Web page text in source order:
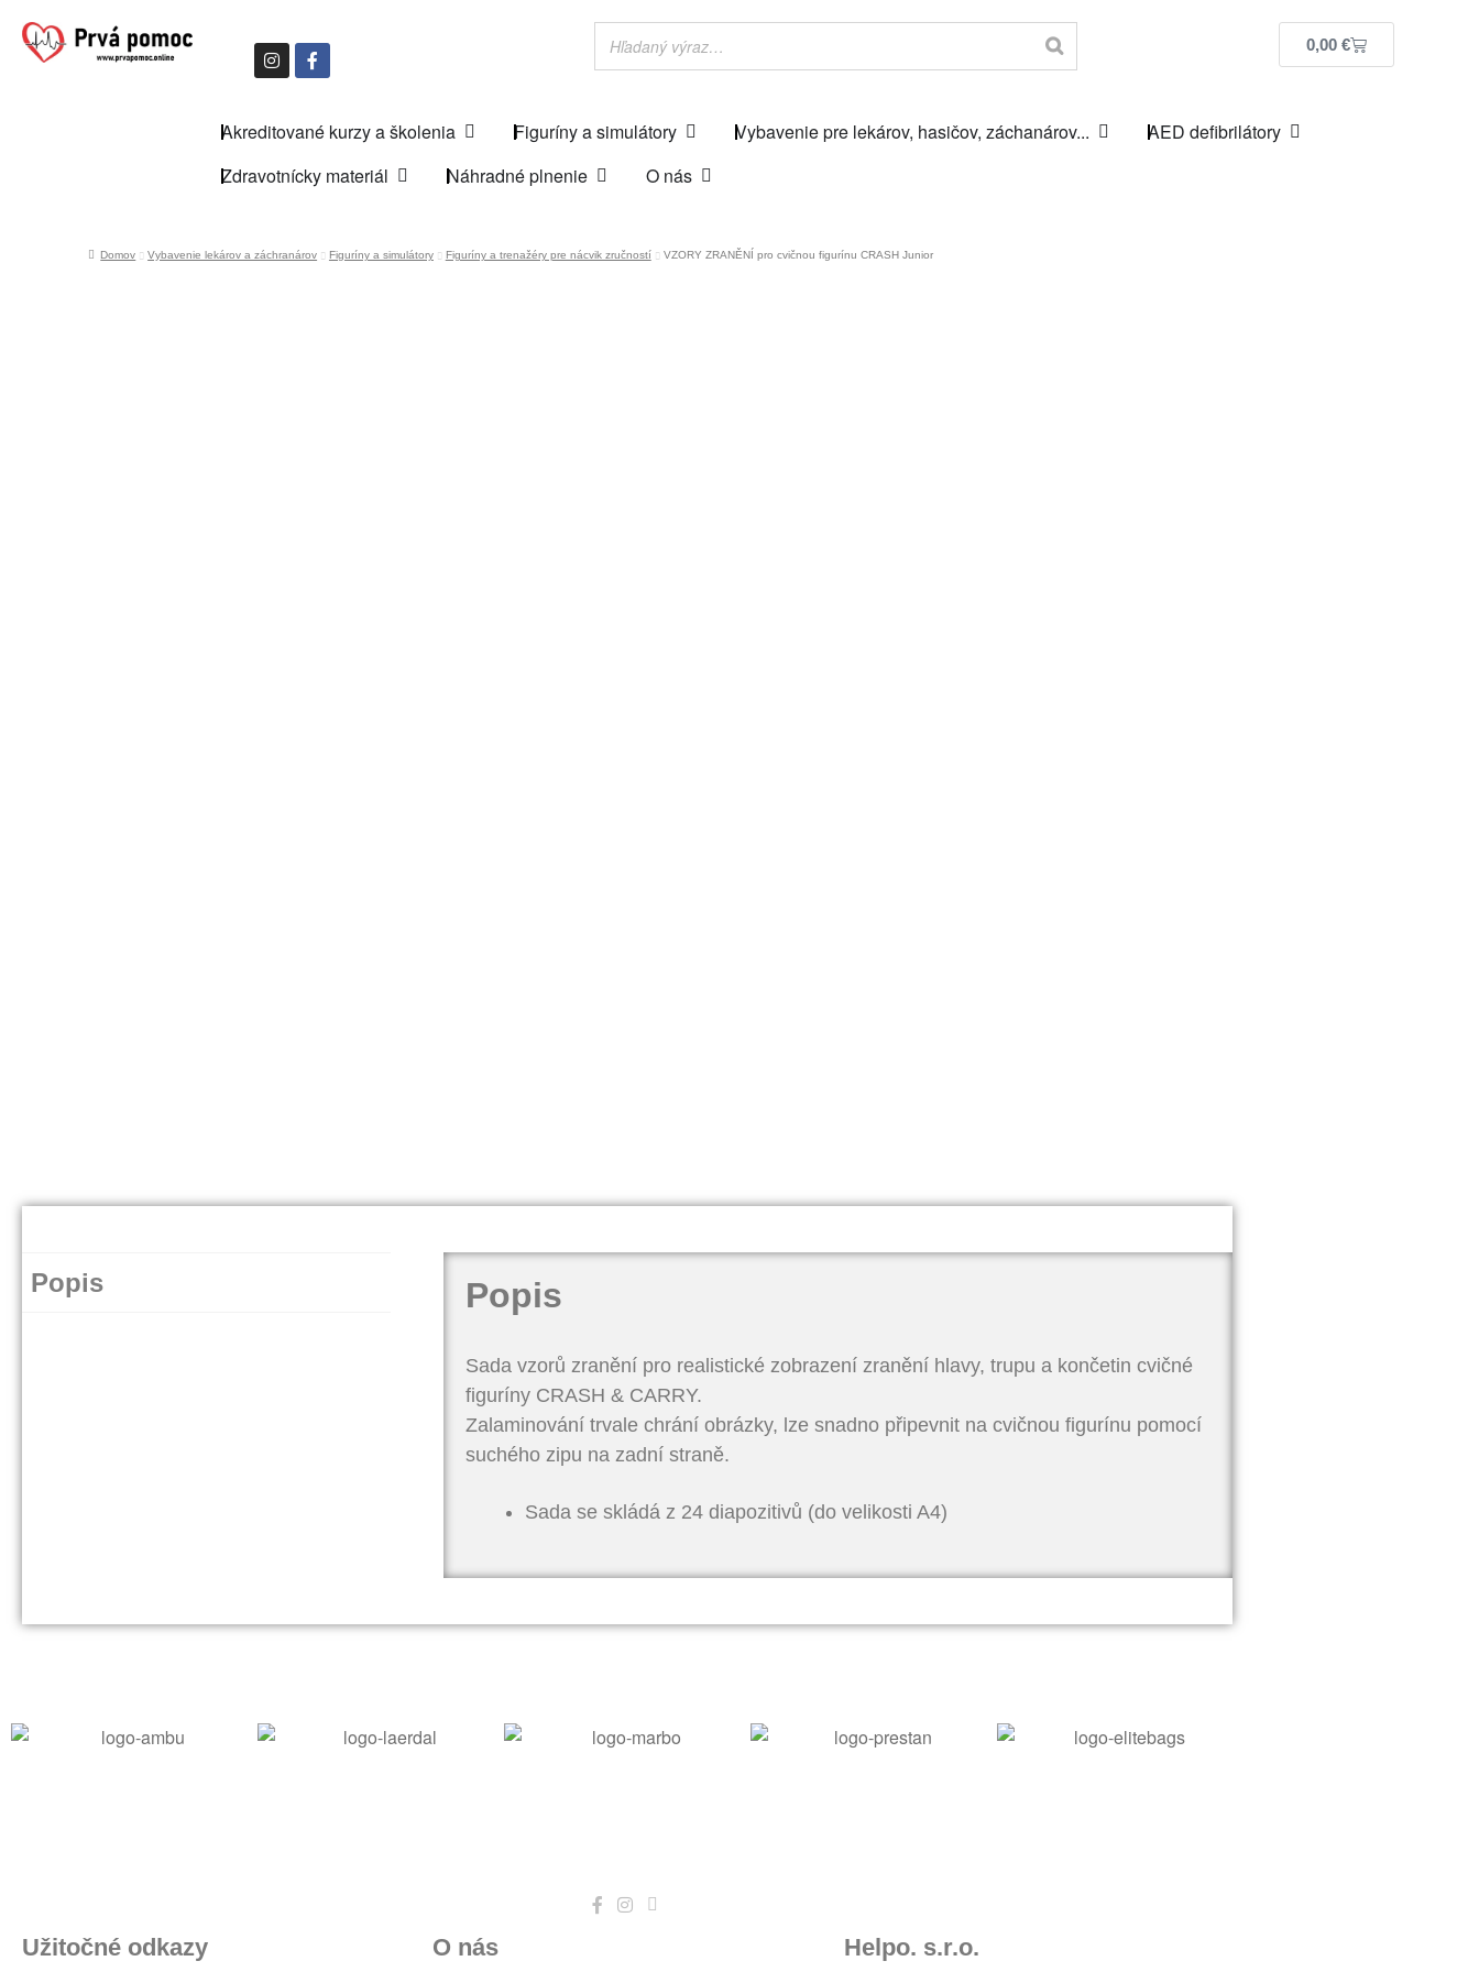
0,00 €
Akreditované kurzy a školenia Figuríny a simulátory Vybavenie pre lekárov, hasičov, záchanárov...
AED defibrilátory
Zdravotnícky materiál
Náhradné plnenie O nás
Domov Vybavenie lekárov a záchranárov Figuríny a simulátory Figuríny a trenažéry pre nácvik zručností VZORY ZRANĚNÍ pro cvičnou figurínu CRASH Junior
Popis Popis
Sada vzorů zranění pro realistické zobrazení zranění hlavy, trupu a končetin cvičné
figuríny CRASH & CARRY.
Zalaminování trvale chrání obrázky, lze snadno připevnit na cvičnou figurínu pomocí
suchého zipu na zadní straně.
Sada se skládá z 24 diapozitivů (do velikosti A4)
Užitočné odkazy O nás Helpo. s.r.o.